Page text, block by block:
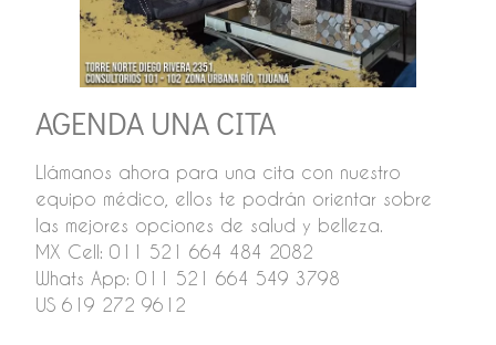
AGENDA UNA CITA
Llámanos ahora para una cita con nuestro
equipo médico, ellos te podrán orientar sobre
las mejores opciones de salud y belleza.
MX Cell: 011 521 664 484 2082
Whats App: 011 521 664 549 3798
US 619 272 9612